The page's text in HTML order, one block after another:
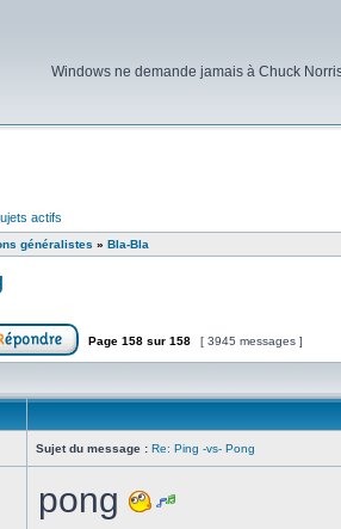
Windows ne demande jamais à Chuck
actifs
généralistes » Bla-Bla
nouveau sujetRépondre au sujet
Page 158 sur 158 [ 3945 messages ]
Sujet du message : Re: Ping -vs- Pong
pong